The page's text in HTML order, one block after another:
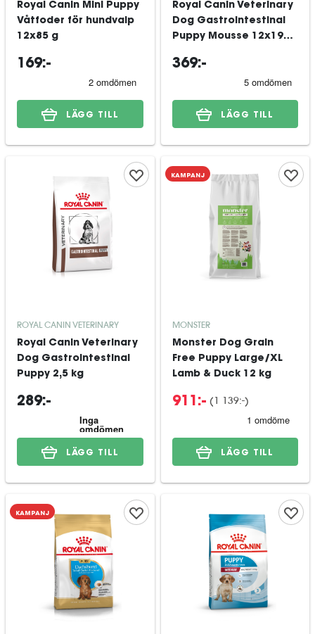
Royal Canin Mini Puppy
Våtfoder för hundvalp
12x85 g
169:-
LÄGG TILL
Royal Canin Veterinary
Dog Gastrointestinal
Puppy Mousse 12x195
369:-
LÄGG TILL
ROYAL CANIN VETERINARY
Royal Canin Veterinary
Dog Gastrointestinal
Puppy 2,5 kg
289:-
LÄGG TILL
KAMPANJ
MONSTER
Monster Dog Grain
Free Puppy Large/XL
Lamb & Duck 12 kg
911:- (1 139:-)
LÄGG TILL
KAMPANJ